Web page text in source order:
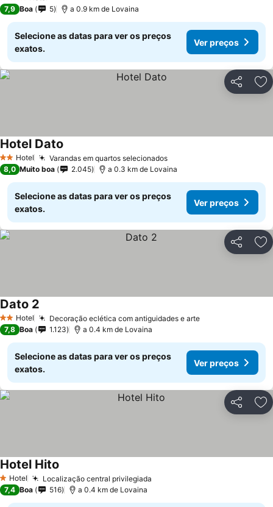
7,9 Boa 5 a 0.9 km de Lovaina
Selecione as datas para ver os preços
exatos.
Ver preços
Partilhar
2 Estrelas
Hotel Varandas em quartos selecionados
Hotel Dato
8,0 Muito boa 2.045 a 0.3 km de Lovaina
Selecione as datas para ver os preços
exatos.
Ver preços
Partilhar
2 Estrelas
Hotel Decoração eclética com antiguidades e arte
Dato 2
7,8 Boa 1.123 a 0.4 km de Lovaina
Selecione as datas para ver os preços
exatos.
Ver preços
Partilhar
1 Estrelas
Hotel Localização central privilegiada
Hotel Hito
7,4 Boa 516 a 0.4 km de Lovaina